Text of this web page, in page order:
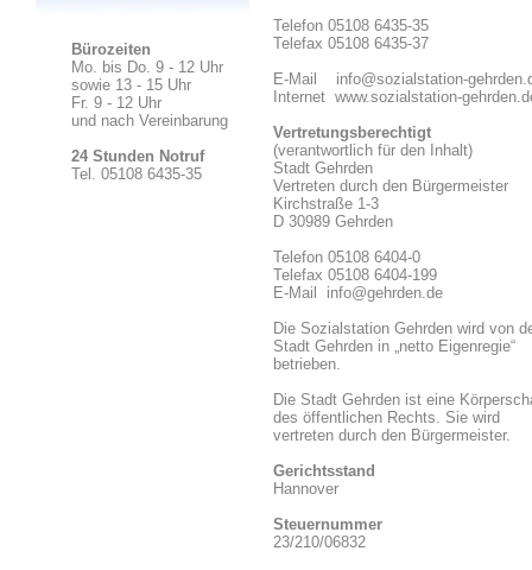
Bürozeiten
Mo. bis Do. 9 - 12 Uhr
sowie 13 - 15 Uhr
Fr. 9 - 12 Uhr
und nach Vereinbarung
24 Stunden Notruf
Tel. 05108 6435-35
Telefon 05108 6435-35
Telefax 05108 6435-37
E-Mail info@sozialstation-
Internet www.sozialstation-
Vertretungsberechtigt
(verantwortlich für den Inhalt)
Stadt Gehrden
Vertreten durch den Bürgermeister
Kirchstraße 1-3
D 30989 Gehrden
Telefon 05108 6404-0
Telefax 05108 6404-199
E-Mail info@gehrden.de
Die Sozialstation Gehrden wird von
Stadt Gehrden in „netto Eigenregie“
betrieben.
Die Stadt Gehrden ist eine
des öffentlichen Rechts. Sie wird
vertreten durch den Bürgermeister.
Gerichtsstand
Hannover
Steuernummer
23/210/06832